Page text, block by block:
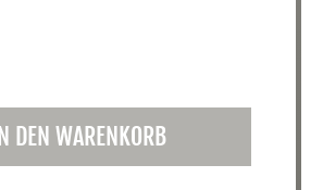
IN DEN WARENKORB